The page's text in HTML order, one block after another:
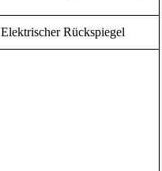
Elektrischer Rückspiegel